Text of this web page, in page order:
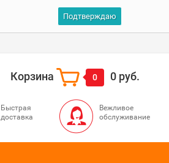
Подтверждаю
Корзина 0 0 руб.
Быстрая
доставка
Вежливое
обслуживание